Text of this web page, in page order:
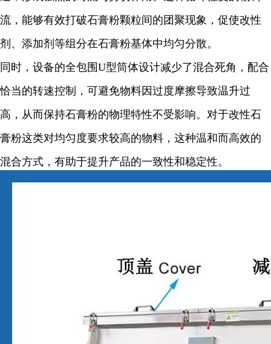
流，能够有效打破石膏粉颗粒间的团聚现象，促使改性
剂、添加剂等组分在石膏粉基体中均匀分散。
同时，设备的全包围U型筒体设计减少了混合死角，配合
恰当的转速控制，可避免物料因过度摩擦导致温升过
高，从而保持石膏粉的物理特性不受影响。对于改性石
膏粉这类对均匀度要求较高的物料，这种温和而高效的
混合方式，有助于提升产品的一致性和稳定性。